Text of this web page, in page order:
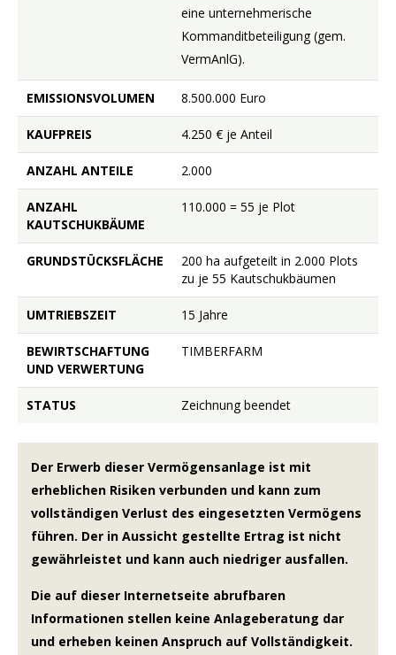
eine unternehmerische
Kommanditbeteiligung (gem.
VermAnlG).
EMISSIONSVOLUMEN 8.500.000 Euro
KAUFPREIS 4.250 € je Anteil
ANZAHL ANTEILE 2.000
ANZAHL
KAUTSCHUKBÄUME
110.000 = 55 je Plot
GRUNDSTÜCKSFLÄCHE
200 ha aufgeteilt in 2.000 Plots
zu je 55 Kautschukbäumen
UMTRIEBSZEIT 15 Jahre
BEWIRTSCHAFTUNG
UND VERWERTUNG
TIMBERFARM
STATUS Zeichnung beendet
Der Erwerb dieser Vermögensanlage ist mit
erheblichen Risiken verbunden und kann zum
vollständigen Verlust des eingesetzten Vermögens
führen. Der in Aussicht gestellte Ertrag ist nicht
gewährleistet und kann auch niedriger ausfallen.
Die auf dieser Internetseite abrufbaren
Informationen stellen keine Anlageberatung dar
und erheben keinen Anspruch auf Vollständigkeit.